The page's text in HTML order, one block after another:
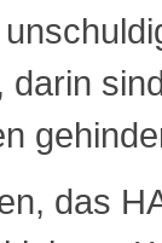
das